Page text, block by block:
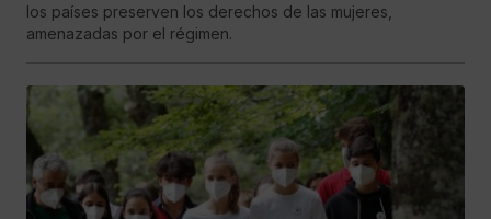
los países preserven los derechos de las mujeres,
amenazadas por el régimen.